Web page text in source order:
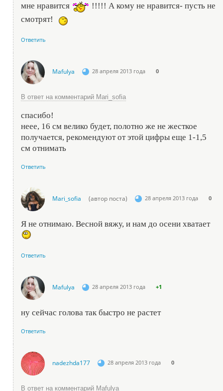
мне нравится
!!!!! А кому не нравится- пусть не
смотрят!
Ответить
Mafulya 28 апреля 2013 года 0
В ответ на комментарий Mari_sofia
спасибо!
неее, 16 см велико будет, полотно же не жесткое
получается, рекомендуют от этой цифры еще 1-1,5
см отнимать
Ответить
Mari_sofia (автор поста) 28 апреля 2013 года 0
Я не отнимаю. Весной вяжу, и нам до осени хватает
Ответить
Mafulya 28 апреля 2013 года +1
ну сейчас голова так быстро не растет
Ответить
nadezhda177 28 апреля 2013 года 0
В ответ на комментарий Mafulya